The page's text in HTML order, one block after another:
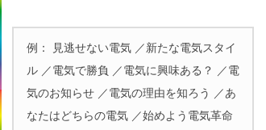
例： 見逃せない電気 ／新たな電気スタイ
ル ／電気で勝負 ／電気に興味ある？ ／電
気のお知らせ ／電気の理由を知ろう ／あ
なたはどちらの電気 ／始めよう電気革命